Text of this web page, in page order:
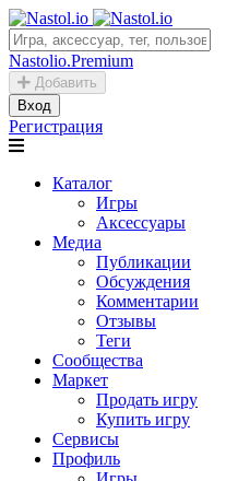
Nastolio.Premium
Добавить
Вход
Регистрация
Каталог
Игры
Аксессуары
Медиа
Публикации
Обсуждения
Комментарии
Отзывы
Теги
Сообщества
Маркет
Продать игру
Купить игру
Сервисы
Профиль